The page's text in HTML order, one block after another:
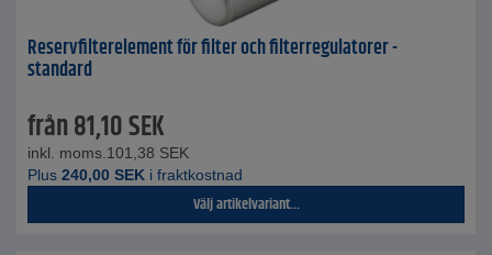
Reservfilterelement för filter och filterregulatorer -
standard
från81,10SEK
inkl. moms. 101,38 SEK
Plus 240,00 SEK i fraktkostnad
Välj artikelvariant...